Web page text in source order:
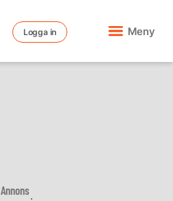
Logga in Meny
Annons